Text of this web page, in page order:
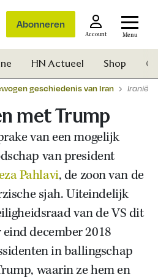
Abonneren
Account Menu
Zoek
HN Actueel Shop
geschiedenis van Iran
met Trump
van een mogelijk
van president
Pahlavi, de zoon van de
sjah. Uiteindelijk
van de VS dit
december 2018
in ballingschap
waarin ze hem en